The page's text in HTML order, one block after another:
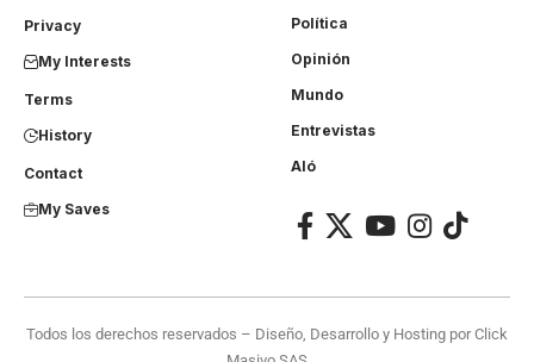
Privacy
My Interests
Terms
History
Contact
My Saves
Política
Opinión
Mundo
Entrevistas
Aló
Todos los derechos reservados – Diseño, Desarrollo y Hosting porClick